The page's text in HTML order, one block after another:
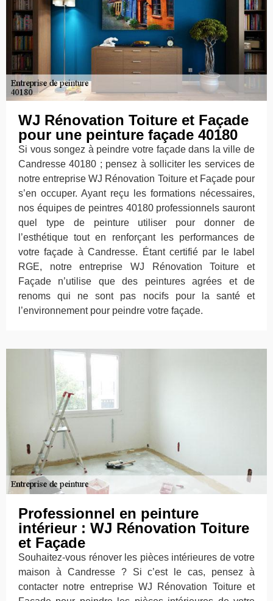
WJ Rénovation Toiture et Façade
pour une peinture façade 40180
Si vous songez à peindre votre façade dans la ville de
Candresse 40180 ; pensez à solliciter les services de
notre entreprise WJ Rénovation Toiture et Façade pour
s’en occuper. Ayant reçu les formations nécessaires,
nos équipes de peintres 40180 professionnels sauront
quel type de peinture utiliser pour donner de
l’esthétique tout en renforçant les performances de
votre façade à Candresse. Étant certifié par le label
RGE, notre entreprise WJ Rénovation Toiture et
Façade n’utilise que des peintures agrées et de
renoms qui ne sont pas nocifs pour la santé et
l’environnement pour peindre votre façade.
Professionnel en peinture
intérieur : WJ Rénovation Toiture
et Façade
Souhaitez-vous rénover les pièces intérieures de votre
maison à Candresse ? Si c’est le cas, pensez à
contacter notre entreprise WJ Rénovation Toiture et